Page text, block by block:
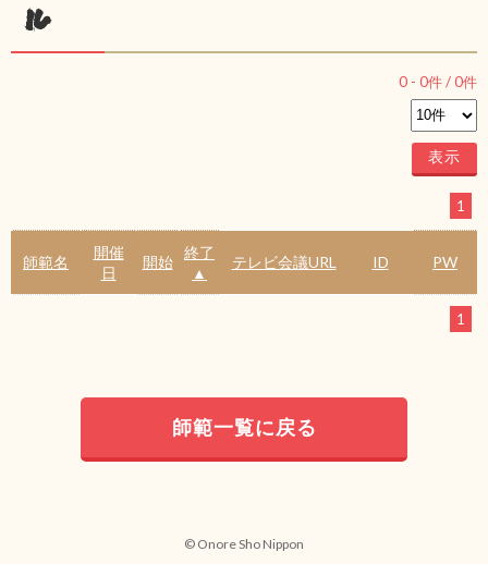
ル
0 - 0件 /0件
1
師範名
開催
日
開始
終了
▲
テレビ会議URL ID PW
1
師範一覧に戻る
© Onore Sho Nippon